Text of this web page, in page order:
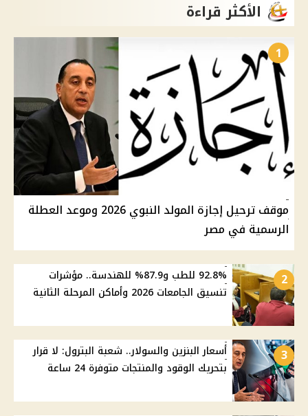
الأكثر قراءة
1
موقف ترحيل إجازة المولد النبوي 2026 وموعد العطلة
الرسمية في مصر
2
92.8% للطب و87.9% للهندسة.. مؤشرات
تنسيق الجامعات 2026 وأماكن المرحلة الثانية
3
أسعار البنزين والسولار.. شعبة البترول: لا قرار
بتحريك الوقود والمنتجات متوفرة 24 ساعة